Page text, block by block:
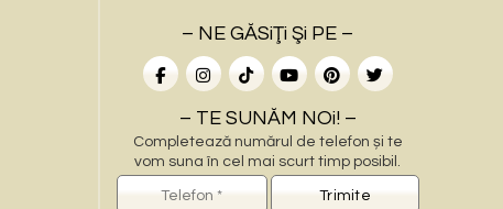
– NE GĂSiŢi Şi PE –
– TE SUNĂM NOi! –
Completează numărul de telefon și te
vom suna în cel mai scurt timp posibil.